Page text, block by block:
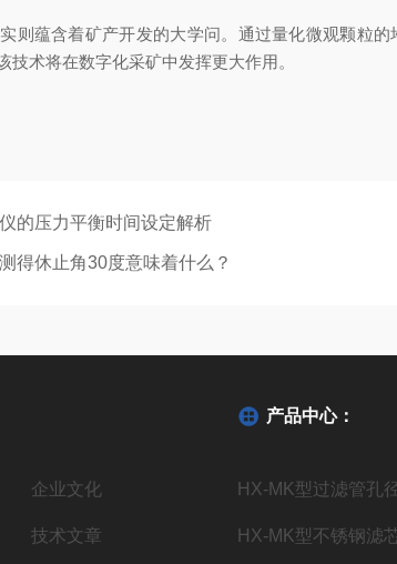
蕴含着矿产开发的大学问。通过量化微观颗粒的
术将在数字化采矿中发挥更大作用。
的压力平衡时间设定解析
得休止角30度意味着什么？
企业文化
技术文章
产品中心：